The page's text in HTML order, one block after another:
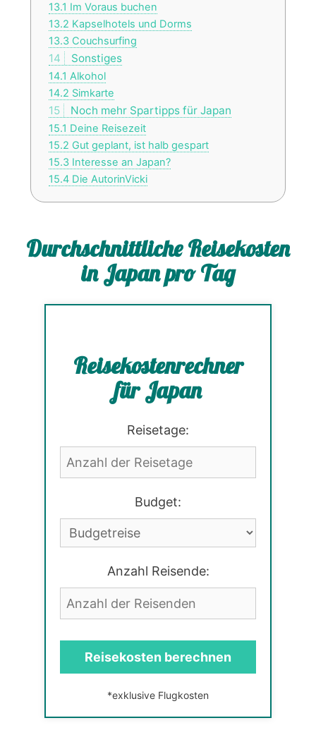
13.1 Im Voraus buchen
13.2 Kapselhotels und Dorms
13.3 Couchsurfing
14 Sonstiges
14.1 Alkohol
14.2 Simkarte
15 Noch mehr Spartipps für Japan
15.1 Deine Reisezeit
15.2 Gut geplant, ist halb gespart
15.3 Interesse an Japan?
15.4 Die AutorinVicki
Durchschnittliche Reisekosten
in Japan pro Tag
Reisekostenrechner
für Japan
Reisetage:
Budget:
Anzahl Reisende:
Reisekosten berechnen
*exklusive Flugkosten